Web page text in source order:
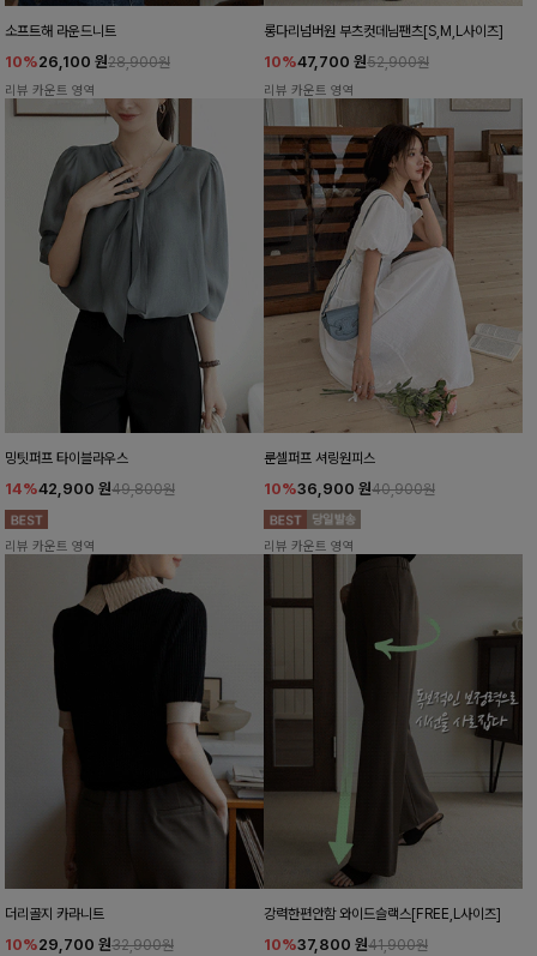
소프트해 라운드니트
10%26,100 원28,900원
리뷰 카운트 영역
롱다리넘버원 부츠컷데님팬츠[S,M,L사이즈]
10%47,700 원52,900원
리뷰 카운트 영역
밍팃퍼프 타이블라우스
14%42,900 원49,800원
리뷰 카운트 영역
룬셀퍼프 셔링원피스
10%36,900 원40,900원
리뷰 카운트 영역
더리골지 카라니트
10%29,700 원32,900원
강력한편안함 와이드슬랙스[FREE,L사이즈]
10%37,800 원41,900원